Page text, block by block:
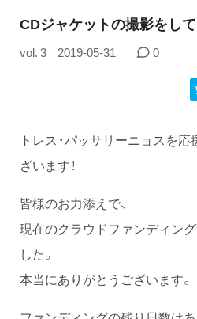
CDジャケットの撮影をして
vol. 3 2019-05-31 0
トレス・パッサリーニョスを
ざいます！
皆様のお力添えで、
現在のクラウドファンディン
した。
本当にありがとうございます。